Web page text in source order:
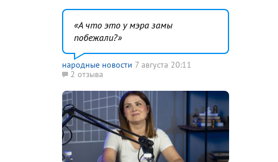
А что это у мэра замы
побежали?
народные новости 7 августа 20:11
2 отзыва